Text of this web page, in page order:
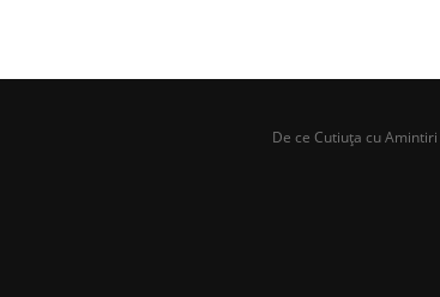
De ce Cutiuța cu Amintiri